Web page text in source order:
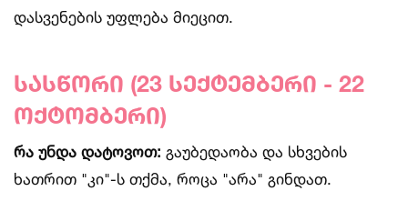
დასვენების უფლება მიეცით.
სასწორი (23 სექტემბერი - 22
ოქტომბერი)
რა უნდა დატოვოთ: გაუბედაობა და სხვების
ხათრით "კი"-ს თქმა, როცა "არა" გინდათ.